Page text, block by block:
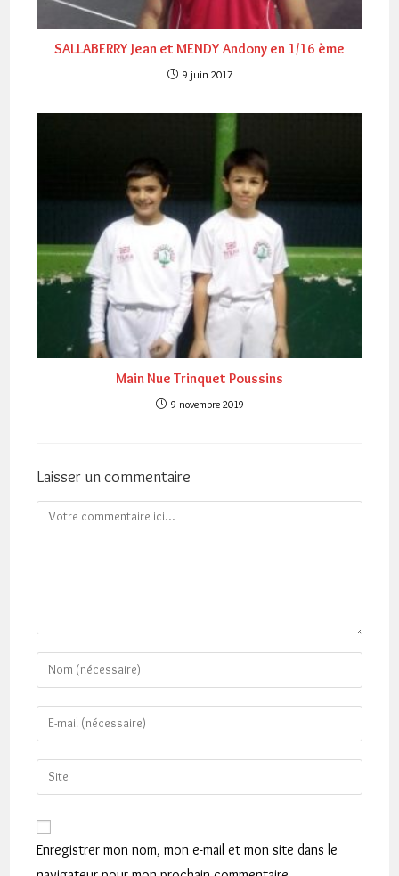
SALLABERRY Jean et MENDY Andony en 1/16 ème
9 juin 2017
Main Nue Trinquet Poussins
9 novembre 2019
Laisser un commentaire
Comment
Enter
your
name
comment
Enter
your
email
address
Saisir
l’URL
votre
site
Enregistrer mon nom, mon e-mail et mon site dans le